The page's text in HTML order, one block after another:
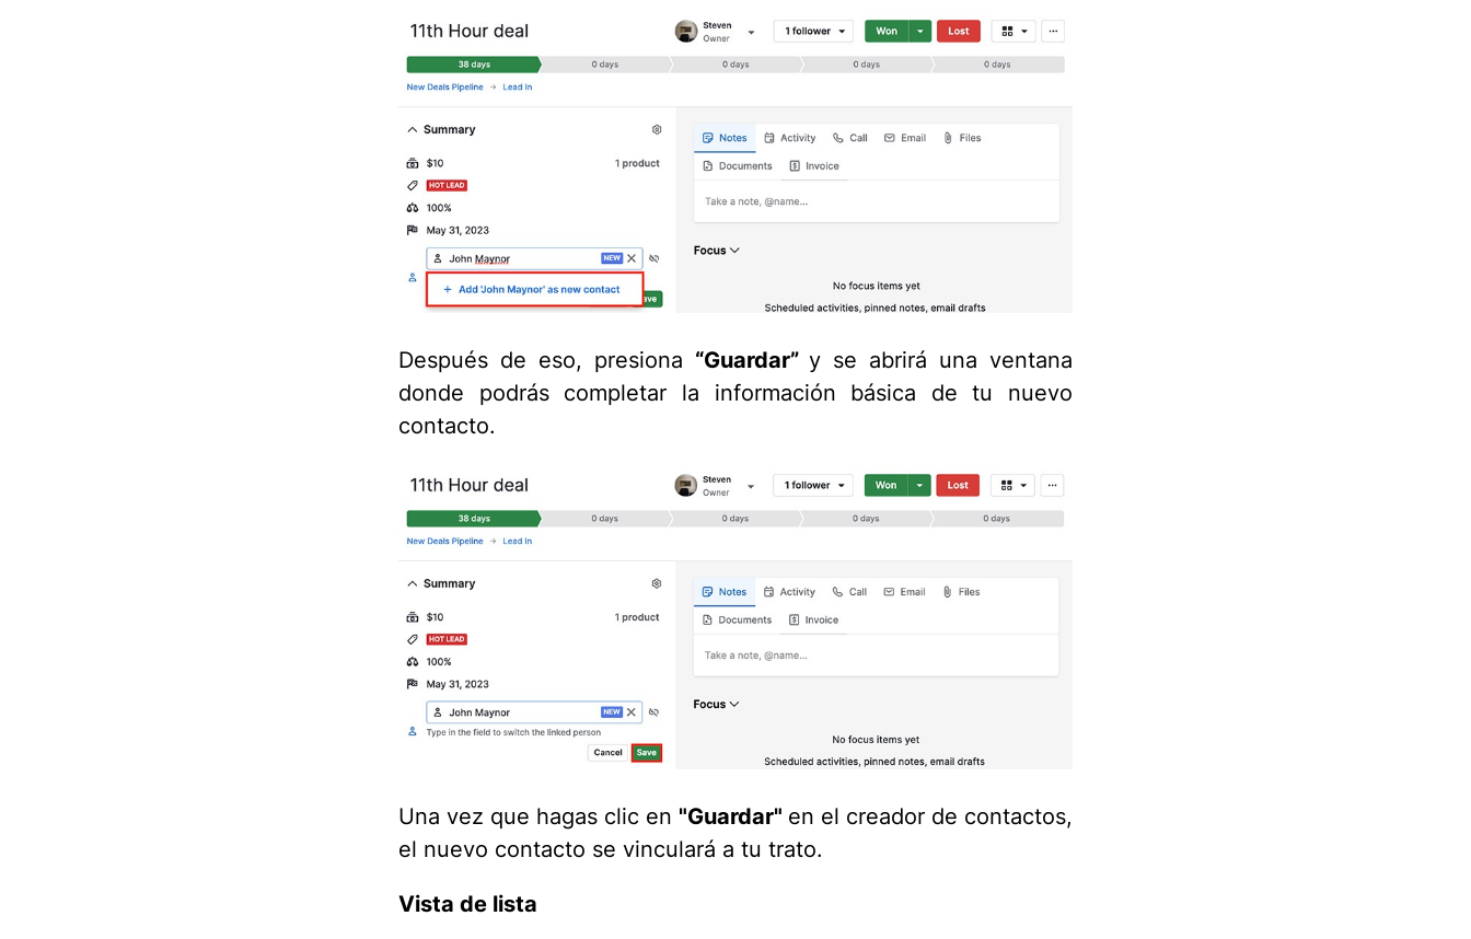
Después de eso, presiona “Guardar”y se abrirá una ventana
donde podrás completar la información básica de tu nuevo
contacto.
Una vez que hagas clic en "Guardar" en el creador de contactos,
el nuevo contacto se vinculará a tu trato.
Vista de lista